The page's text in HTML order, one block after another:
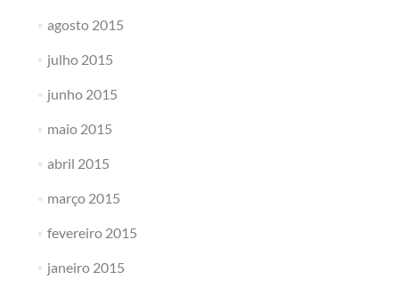
agosto 2015
julho 2015
junho 2015
maio 2015
abril 2015
março 2015
fevereiro 2015
janeiro 2015